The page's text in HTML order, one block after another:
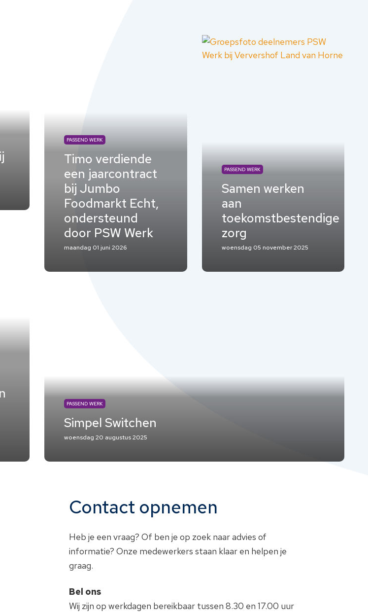
PASSEND WERK
Timo verdiende
een jaarcontract
bij Jumbo
Foodmarkt Echt,
ondersteund
door PSW Werk
maandag 01 juni 2026
PASSEND WERK
Samen werken
aan
toekomstbestendige
zorg
woensdag 05 november 2025
PASSEND WERK
Simpel Switchen
woensdag 20 augustus 2025
Contact opnemen
Heb je een vraag? Of ben je op zoek naar advies of
informatie? Onze medewerkers staan klaar en helpen je
graag.
Bel ons
Wij zijn op werkdagen bereikbaar tussen 8.30 en 17.00 uur